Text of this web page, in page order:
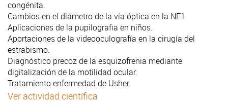
congénita.
Cambios en el diámetro de la vía óptica en la NF1.
Aplicaciones de la pupilografia en niños.
Aportaciones de la videooculografía en la cirugía del
estrabismo.
Diagnóstico precoz de la esquizofrenia mediante
digitalización de la motilidad ocular.
Tratamiento enfermedad de Usher.
Ver actividad científica